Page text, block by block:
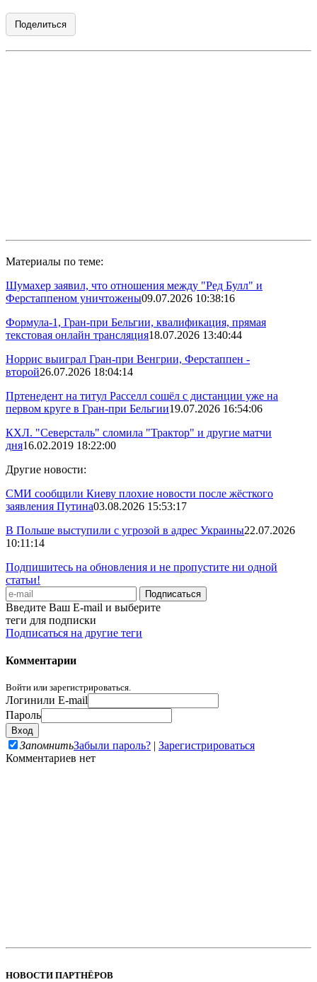
Поделиться
Материалы по теме:
Шумахер заявил, что отношения между "Ред Булл" и
Ферстаппеном уничтожены09.07.2026 10:38:16
Формула-1, Гран-при Бельгии, квалификация, прямая
текстовая онлайн трансляция18.07.2026 13:40:44
Норрис выиграл Гран-при Венгрии, Ферстаппен -
второй26.07.2026 18:04:14
Пртенедент на титул Расселл сошёл с дистанции уже на
первом круге в Гран-при Бельгии19.07.2026 16:54:06
КХЛ. "Северсталь" сломила "Трактор" и другие матчи
дня16.02.2019 18:22:00
Другие новости:
СМИ сообщили Киеву плохие новости после жёсткого
заявления Путина03.08.2026 15:53:17
В Польше выступили с угрозой в адрес Украины22.07.2026
10:11:14
Подпишитесь на обновления и не пропустите ни одной
статьи!
Введите Ваш E-mail и выберите
теги для подписки
Подписаться на другие теги
Комментарии
Войти или зарегистрироваться.
Логинили E-mail
Пароль
ЗапомнитьЗабыли пароль? | Зарегистрироваться
Комментариев нет
НОВОСТИ ПАРТНЁРОВ